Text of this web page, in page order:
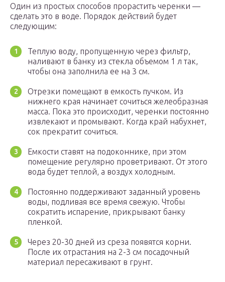
Один из простых способов прорастить черенки —
сделать это в воде. Порядок действий будет
следующим:
Теплую воду, пропущенную через фильтр,
наливают в банку из стекла объемом 1 л так,
чтобы она заполнила ее на 3 см.
Отрезки помещают в емкость пучком. Из
нижнего края начинает сочиться желеобразная
масса. Пока это происходит, черенки постоянно
извлекают и промывают. Когда край набухнет,
сок прекратит сочиться.
Емкости ставят на подоконнике, при этом
помещение регулярно проветривают. От этого
вода будет теплой, а воздух холодным.
Постоянно поддерживают заданный уровень
воды, подливая все время свежую. Чтобы
сократить испарение, прикрывают банку
пленкой.
Через 20-30 дней из среза появятся корни.
После их отрастания на 2-3 см посадочный
материал пересаживают в грунт.